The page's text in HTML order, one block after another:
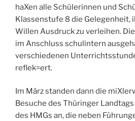
haXen alle Schülerinnen und
Klassenstufe 8 die Gelegenheit,
Willen Ausdruck zu verleihen.
im Anschluss schulintern
verschiedenen
reflek=ert.
Im März standen dann die
Besuche des Thüringer
des HMGs an, die neben